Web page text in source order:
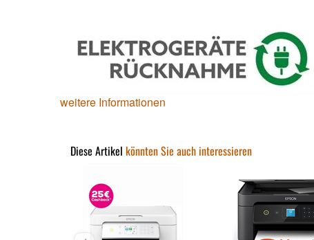
weitere Informationen
Diese Artikel könnten Sie auch interessieren